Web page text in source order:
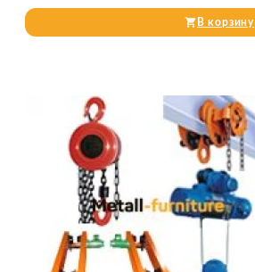
В корзину